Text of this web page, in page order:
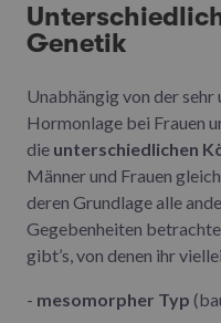
Genetik
Unabhängig von der
Hormonlage bei Frauen
die unterschiedlichen
Männer und Frauen
deren Grundlage alle
Gegebenheiten
gibt’s, von denen ihr
- mesomorpher Typ